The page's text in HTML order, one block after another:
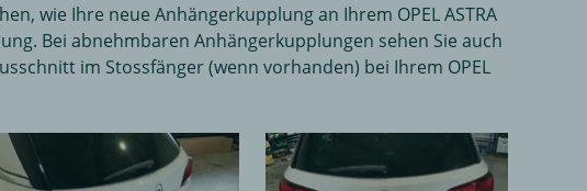
wie Ihre neue Anhängerkupplung an Ihrem OPEL ASTRA
Bei abnehmbaren Anhängerkupplungen sehen Sie auch
im Stossfänger (wenn vorhanden) bei Ihrem OPEL